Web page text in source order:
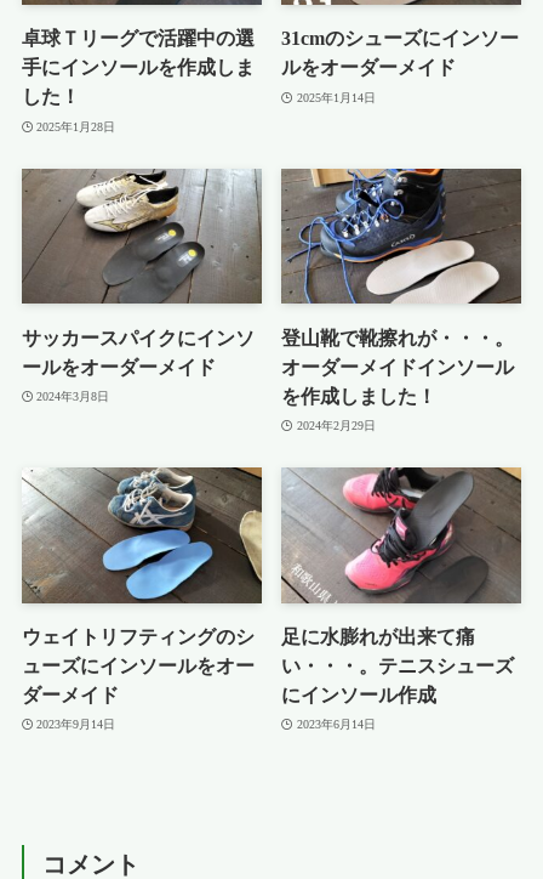
卓球Ｔリーグで活躍中の選
手にインソールを作成しま
した！
2025年1月28日
31cmのシューズにインソー
ルをオーダーメイド
2025年1月14日
サッカースパイクにインソ
ールをオーダーメイド
2024年3月8日
登山靴で靴擦れが・・・。
オーダーメイドインソール
を作成しました！
2024年2月29日
ウェイトリフティングのシ
ューズにインソールをオー
ダーメイド
2023年9月14日
足に水膨れが出来て痛
い・・・。テニスシューズ
にインソール作成
2023年6月14日
コメント